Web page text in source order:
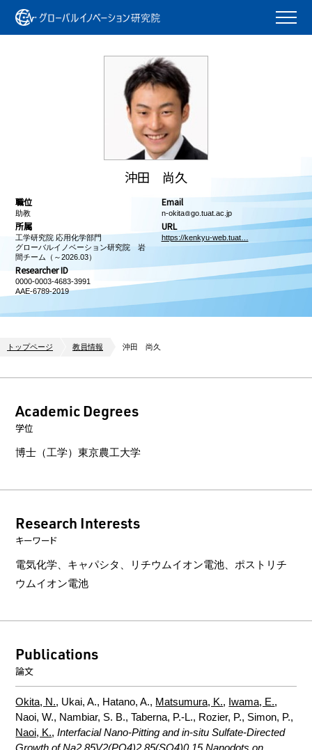
沖田 尚久
職位
助教
所属
工学研究院 応用化学部門
グローバルイノベーション研究院 岩
間チーム（～2026.03）
Researcher ID
0000-0003-4683-3991
AAE-6789-2019
Email
n-okita go.tuat.ac.jp
URL
https://kenkyu-web.tuat…
トップページ 教員情報 沖田 尚久
Academic Degrees
学位
博士（工学）東京農工大学
Research Interests
キーワード
電気化学、キャパシタ、リチウムイオン電池、ポストリチ
ウムイオン電池
Publications
論文
Okita, N., Ukai, A., Hatano, A., Matsumura, K., Iwama, E.,
Naoi, W., Nambiar, S. B., Taberna, P.-L., Rozier, P., Simon, P.,
Naoi, K.,Interfacial Nano-Pitting and in-situ Sulfate-Directed
Growth of Na2.85V2(PO4)2.85(SO4)0.15 Nanodots on